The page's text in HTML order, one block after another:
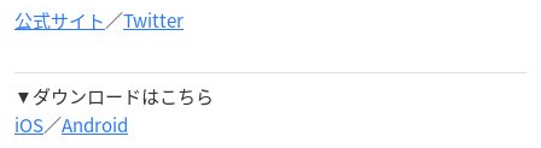
公式サイト／Twitter
▼ダウンロードはこちら
iOS／Android